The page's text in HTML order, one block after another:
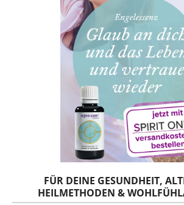
FÜR DEINE GESUNDHEIT,
HEILMETHODEN &